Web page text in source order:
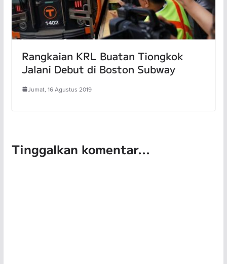
Rangkaian KRL Buatan Tiongkok
Jalani Debut di Boston Subway
Jumat, 16 Agustus 2019
Tinggalkan komentar...